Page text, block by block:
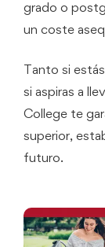
grado o
un coste
Tanto si
si aspiras a
College te
superior,
futuro.